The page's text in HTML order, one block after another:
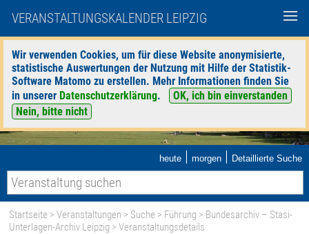
VERANSTALTUNGSKALENDER LEIPZIG
Wir verwenden Cookies, um für diese Website anonymisierte,
statistische Auswertungen der Nutzung mit Hilfe der Statistik-
Software Matomo zu erstellen. Mehr Informationen finden Sie
in unserer Datenschutzerklärung.
OK, ich bin einverstanden
Nein, bitte nicht
heute | morgen | Detaillierte Suche
Startseite >Veranstaltungen > Suche > Führung > Bundesarchiv – Stasi-
Unterlagen-Archiv Leipzig > Veranstaltungsdetails